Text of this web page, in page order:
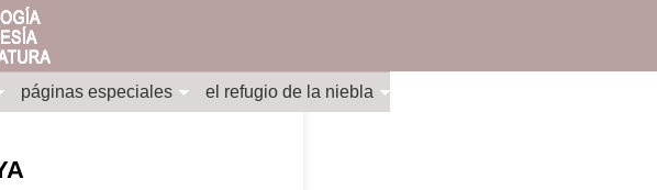
páginas especiales el refugio de la niebla